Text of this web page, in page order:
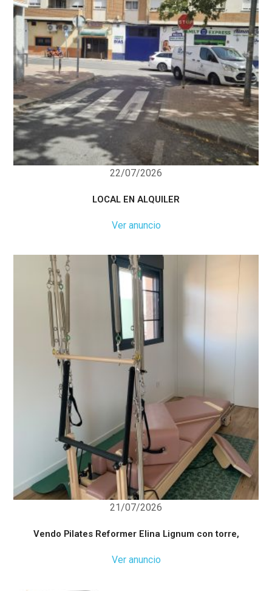
22/07/2026
LOCAL EN ALQUILER
Ver anuncio
21/07/2026
Vendo Pilates Reformer Elina Lignum con torre,
Ver anuncio